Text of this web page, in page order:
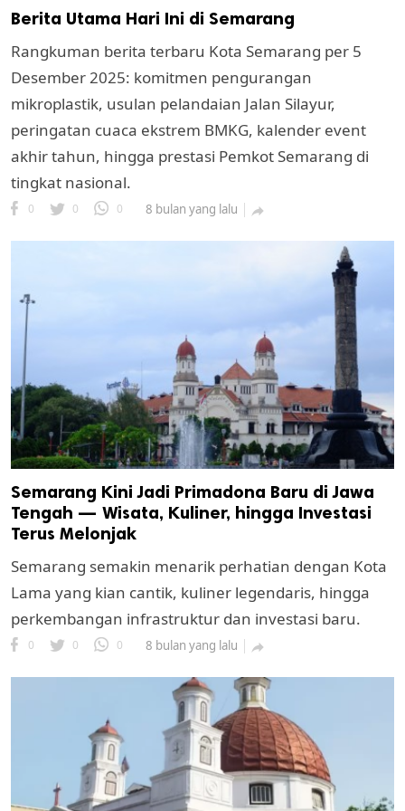
Berita Utama Hari Ini di Semarang
Rangkuman berita terbaru Kota Semarang per 5
Desember 2025: komitmen pengurangan
mikroplastik, usulan pelandaian Jalan Silayur,
peringatan cuaca ekstrem BMKG, kalender event
akhir tahun, hingga prestasi Pemkot Semarang di
tingkat nasional.
0 0 0 8 bulan yang lalu 
Semarang Kini Jadi Primadona Baru di Jawa
Tengah — Wisata, Kuliner, hingga Investasi
Terus Melonjak
Semarang semakin menarik perhatian dengan Kota
Lama yang kian cantik, kuliner legendaris, hingga
perkembangan infrastruktur dan investasi baru.
0 0 0 8 bulan yang lalu 